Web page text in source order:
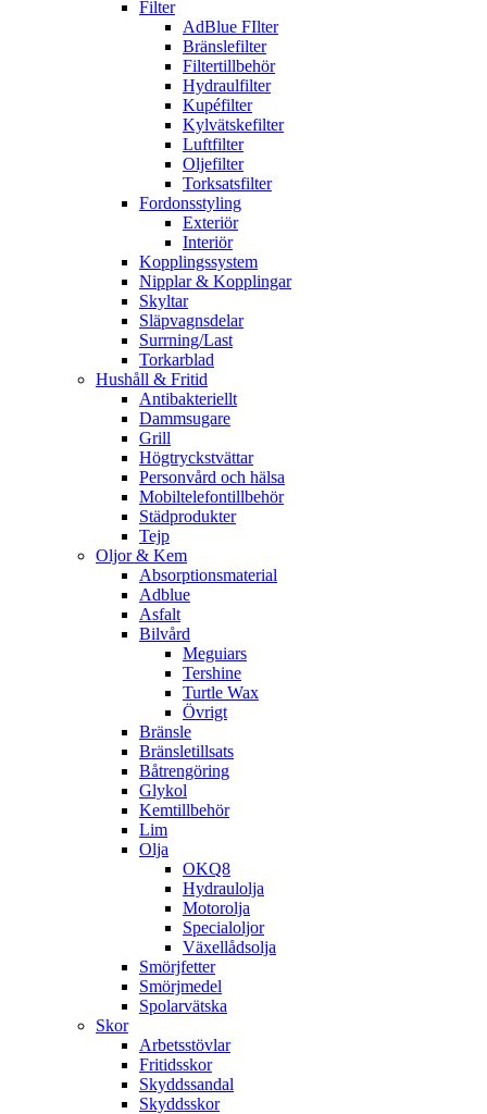
Filter
AdBlue FIlter
Bränslefilter
Filtertillbehör
Hydraulfilter
Kupéfilter
Kylvätskefilter
Luftfilter
Oljefilter
Torksatsfilter
Fordonsstyling
Exteriör
Interiör
Kopplingssystem
Nipplar & Kopplingar
Skyltar
Släpvagnsdelar
Surrning/Last
Torkarblad
Hushåll & Fritid
Antibakteriellt​
Dammsugare
Grill
Högtryckstvättar
Personvård och hälsa
Mobiltelefontillbehör
Städprodukter
Tejp
Oljor & Kem
Absorptionsmaterial
Adblue
Asfalt
Bilvård
Meguiars
Tershine
Turtle Wax
Övrigt
Bränsle
Bränsletillsats
Båtrengöring
Glykol
Kemtillbehör
Lim
Olja
OKQ8
Hydraulolja
Motorolja
Specialoljor
Växellådsolja
Smörjfetter
Smörjmedel
Spolarvätska
Skor
Arbetsstövlar
Fritidsskor
Skyddssandal
Skyddsskor